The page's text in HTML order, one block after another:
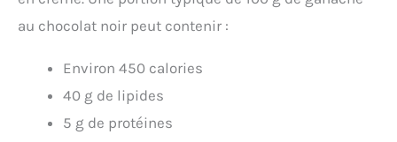
au chocolat noir peut contenir :
Environ 450 calories
40 g de lipides
5 g de protéines